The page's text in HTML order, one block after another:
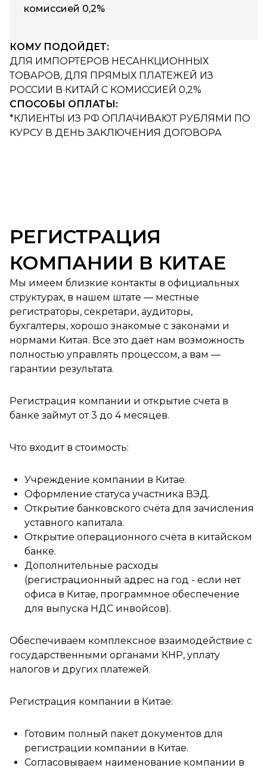
комиссией 0,2%
КОМУ ПОДОЙДЕТ:
ДЛЯ ИМПОРТЕРОВ НЕСАНКЦИОННЫХ
ТОВАРОВ, ДЛЯ ПРЯМЫХ ПЛАТЕЖЕЙ ИЗ
РОССИИ В КИТАЙ С КОМИССИЕЙ 0,2%
СПОСОБЫ ОПЛАТЫ:
*КЛИЕНТЫ ИЗ РФ ОПЛАЧИВАЮТ РУБЛЯМИ ПО
КУРСУ В ДЕНЬ ЗАКЛЮЧЕНИЯ ДОГОВОРА
РЕГИСТРАЦИЯ
КОМПАНИИ В КИТАЕ
Мы имеем близкие контакты в официальных
структурах, в нашем штате — местные
регистраторы, секретари, аудиторы,
бухгалтеры, хорошо знакомые с законами и
нормами Китая. Все это даёт нам возможность
полностью управлять процессом, а вам —
гарантии результата.
Регистрация компании и открытие счета в
банке займут от 3 до 4 месяцев.
Что входит в стоимость:
Учреждение компании в Китае.
Оформление статуса участника ВЭД.
Открытие банковского счёта для зачисления
уставного капитала.
Открытие операционного счёта в китайском
банке.
Дополнительные расходы
(регистрационный адрес на год - если нет
офиса в Китае, программное обеспечение
для выпуска НДС инвойсов).
Обеспечиваем комплексное взаимодействие с
государственными органами КНР, уплату
налогов и других платежей.
Регистрация компании в Китае:
Готовим полный пакет документов для
регистрации компании в Китае.
Согласовываем наименование компании в